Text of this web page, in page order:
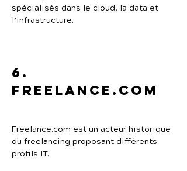
spécialisés dans le cloud, la data et
l’infrastructure.
6.
Freelance.com
Freelance.com est un acteur historique
du freelancing proposant différents
profils IT.